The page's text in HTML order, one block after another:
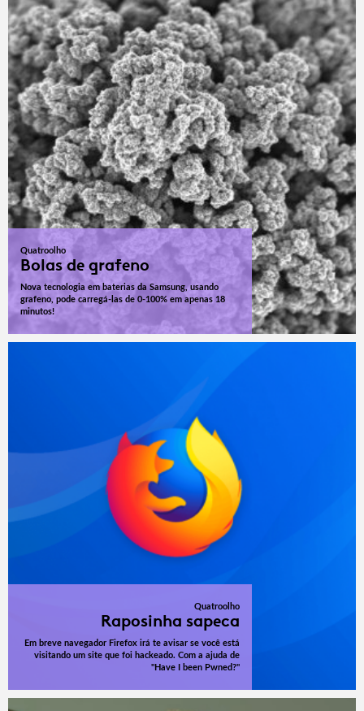
Quatroolho
Bolas de grafeno
Nova tecnologia em baterias da Samsung, usando
grafeno, pode carregá-las de 0-100% em apenas 18
minutos!
Quatroolho
Raposinha sapeca
Em breve navegador Firefox irá te avisar se você está
visitando um site que foi hackeado. Com a ajuda de
"Have I been Pwned?"